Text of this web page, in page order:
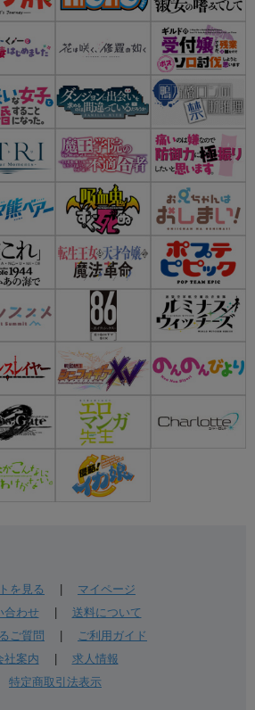
を見る
マイページ
合わせ| 送料について
ご質問
ご利用ガイド
社案内
求人情報
特定商取引法表示